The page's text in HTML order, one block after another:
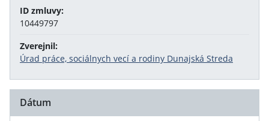
ID zmluvy:
10449797
Zverejnil:
Úrad práce, sociálnych vecí a rodiny Dunajská Streda
Dátum